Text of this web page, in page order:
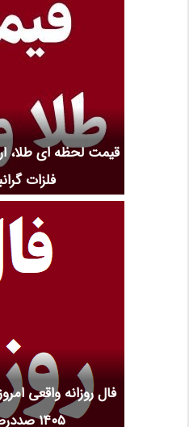
قیمت لحظه ای طلا،
فلزات
۱۴۰۵ صددرصد درست